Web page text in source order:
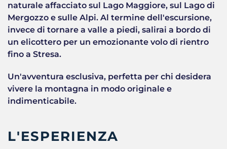
naturale affacciato sul Lago Maggiore, sul Lago di
Mergozzo e sulle Alpi. Al termine dell'escursione,
invece di tornare a valle a piedi, salirai a bordo di
un elicottero per un emozionante volo di rientro
fino a Stresa.
Un'avventura esclusiva, perfetta per chi desidera
vivere la montagna in modo originale e
indimenticabile.
L'ESPERIENZA